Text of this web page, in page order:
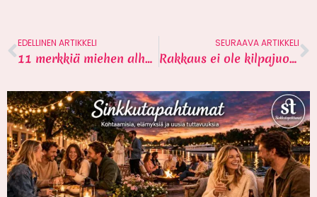
EDELLINEN ARTIKKELI
11 merkkiä miehen alhaisesta itsetunnosta
SEURAAVA ARTIKKELI
Rakkaus ei ole kilpajuoksua aikaa vastaan – 3 vinkkiä